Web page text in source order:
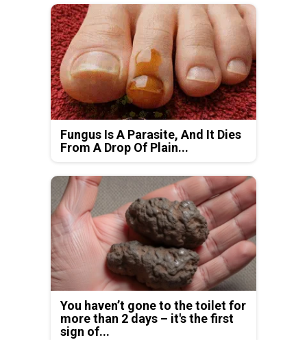
Fungus Is A Parasite, And It Dies
From A Drop Of Plain...
You haven’t gone to the toilet for
more than 2 days – it's the first
sign of...